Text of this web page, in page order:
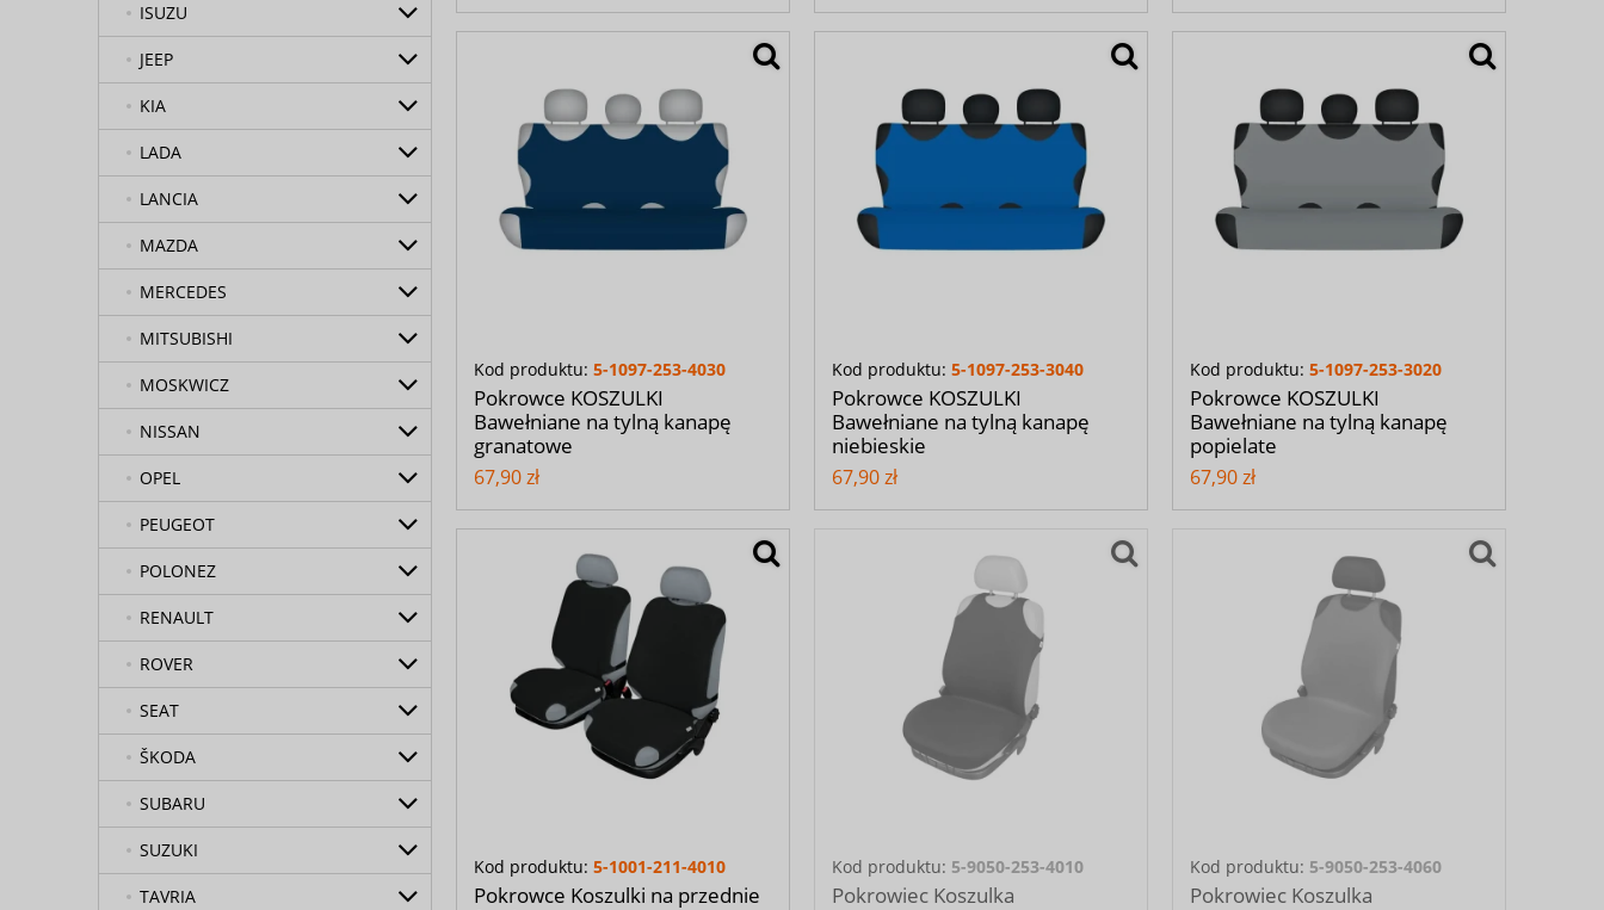
ISUZU
JEEP
KIA
LADA
LANCIA
MAZDA
MERCEDES
MITSUBISHI
MOSKWICZ
NISSAN
OPEL
PEUGEOT
POLONEZ
RENAULT
ROVER
SEAT
ŠKODA
SUBARU
SUZUKI
TAVRIA
Kod produktu: 5-1097-253-4030
Pokrowce KOSZULKI
Bawełniane na tylną kanapę
granatowe
67,90 zł
Kod produktu: 5-1097-253-3040
Pokrowce KOSZULKI
Bawełniane na tylną kanapę
niebieskie
67,90 zł
Kod produktu: 5-1097-253-3020
Pokrowce KOSZULKI
Bawełniane na tylną kanapę
popielate
67,90 zł
Kod produktu: 5-1001-211-4010
Pokrowce Koszulki na przednie
Kod produktu: 5-9050-253-4010
Pokrowiec Koszulka
Kod produktu: 5-9050-253-4060
Pokrowiec Koszulka